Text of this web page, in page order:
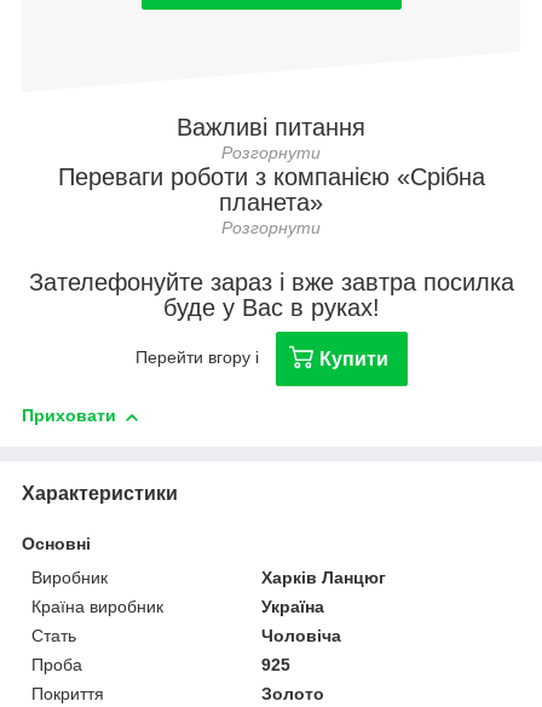
Важливі питання
Переваги роботи з компанією «Срібна
планета»
Зателефонуйте зараз і вже завтра посилка
буде у Вас в руках!
Перейти вгору і Купити
Приховати
Характеристики
Основні
Виробник
Харків Ланцюг
Країна виробник
Україна
Стать
Чоловіча
Проба
925
Покриття
Золото